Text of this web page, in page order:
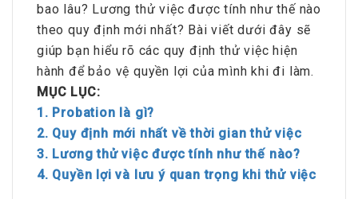
bao lâu? Lương thử việc được tính như thế nào
theo quy định mới nhất? Bài viết dưới đây sẽ
giúp bạn hiểu rõ các quy định thử việc hiện
hành để bảo vệ quyền lợi của mình khi đi làm.
MỤC LỤC:
1. Probation là gì?
2. Quy định mới nhất về thời gian thử việc
3. Lương thử việc được tính như thế nào?
4. Quyền lợi và lưu ý quan trọng khi thử việc